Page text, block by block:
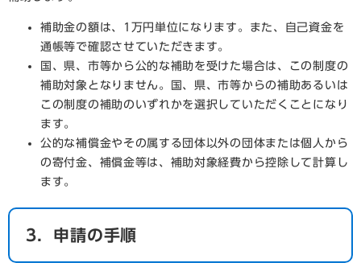
補助金の額は、1万円単位になります。また、自己資金を
通帳等で確認させていただきます。
国、県、市等から公的な補助を受けた場合は、この制度の
補助対象となりません。国、県、市等からの補助あるいは
この制度の補助のいずれかを選択していただくことになり
ます。
公的な補償金やその属する団体以外の団体または個人から
の寄付金、補償金等は、補助対象経費から控除して計算し
ます。
3．申請の手順